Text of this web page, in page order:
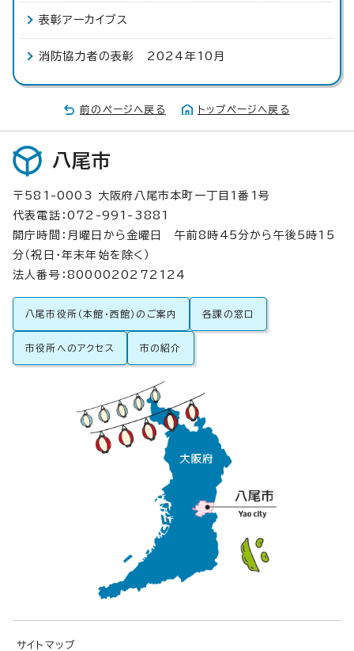
表彰アーカイブス
消防協力者の表彰 2024年10月
前のページへ戻る トップページへ戻る
八尾市
〒581-0003 大阪府八尾市本町一丁目1番1号
代表電話：072-991-3881
開庁時間：月曜日から金曜日 午前8時45分から午後5時15
分（祝日・年末年始を除く）
法人番号：8000020272124
八尾市役所（本館・西館）のご案内 各課の窓口
市役所へのアクセス 市の紹介
サイトマップ